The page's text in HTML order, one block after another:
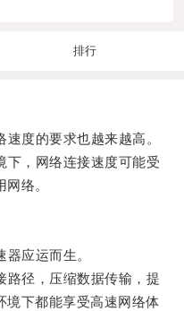
排行
度的要求也越来越高。
，网络连接速度可能受
络。
应运而生。
径，压缩数据传输，提
境下都能享受高速网络体